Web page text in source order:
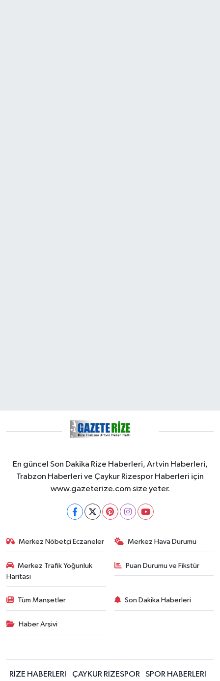
En güncel Son Dakika Rize Haberleri, Artvin Haberleri,
Trabzon Haberleri ve Çaykur Rizespor Haberleri için
www.gazeterize.com size yeter.
Merkez Nöbetçi Eczaneler Merkez Hava Durumu
Merkez Trafik Yoğunluk
Haritası
Puan Durumu ve Fikstür
Tüm Manşetler Son Dakika Haberleri
Haber Arşivi
RİZE HABERLERİ ÇAYKUR RİZESPOR SPOR HABERLERİ